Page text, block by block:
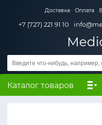
Доставка Оплата
+7 (727) 221 91 10
Каталог товаров